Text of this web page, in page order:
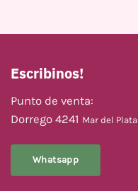
Escribinos!
Punto de venta:
Dorrego 4241 Mar del Plata
Whatsapp